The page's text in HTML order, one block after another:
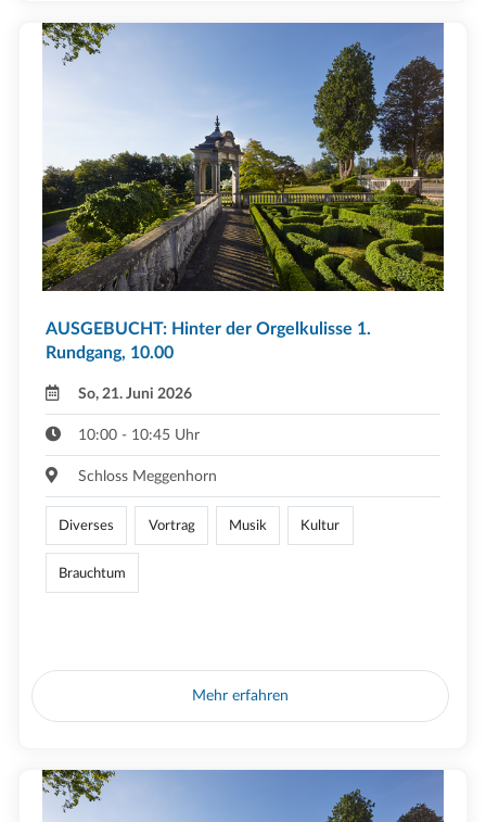
AUSGEBUCHT: Hinter der Orgelkulisse 1.
Rundgang, 10.00
So, 21. Juni 2026
10:00 - 10:45 Uhr
Schloss Meggenhorn
Diverses Vortrag Musik Kultur
Brauchtum
Mehr erfahren